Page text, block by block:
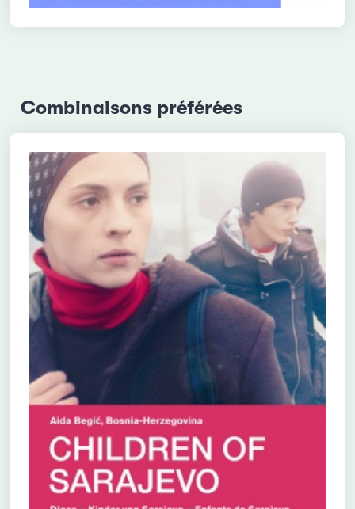
Combinaisons préférées